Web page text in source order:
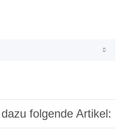
folgende Artikel: